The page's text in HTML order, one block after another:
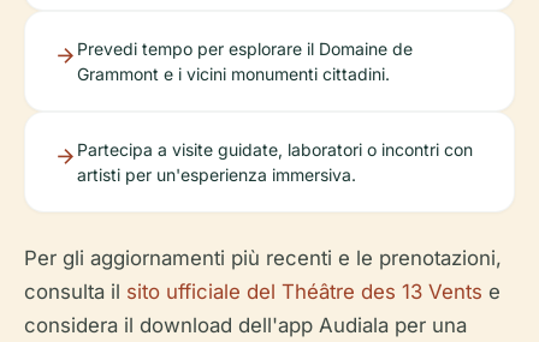
Prevedi tempo per esplorare il Domaine de
Grammont e i vicini monumenti cittadini.
Partecipa a visite guidate, laboratori o incontri con
artisti per un'esperienza immersiva.
Per gli aggiornamenti più recenti e le prenotazioni,
consulta il sito ufficiale del Théâtre des 13 Vents e
considera il download dell'app Audiala per una